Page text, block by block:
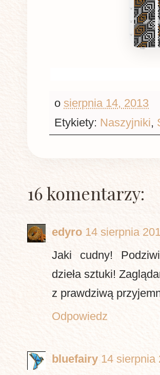
o sierpnia 14, 2013
Etykiety: Naszyjniki,
16 komentarzy:
edyro 14 sierpnia
Jaki cudny!
dzieła sztuki!
z prawdziwą
Odpowiedz
bluefairy 14 sierpnia